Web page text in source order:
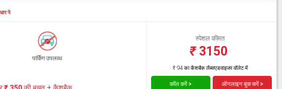
पे
पार्किंग उपलब्ध
स्पेशल कीमत
₹3150
₹ 94 का कैशबैक लैब्सएडवाइजर वॉलेट में
कॉल करें > ऑनलाइन बुक करें >